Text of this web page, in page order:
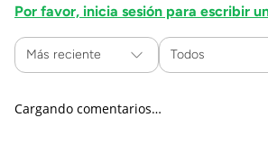
Por favor, inicia sesión para escribir
Más reciente Todos
Cargando comentarios…